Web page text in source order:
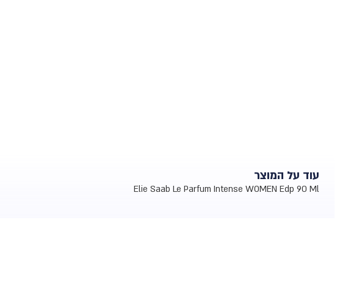
עוד על המוצר
Elie Saab Le Parfum Intense WOMEN Edp 90 Ml